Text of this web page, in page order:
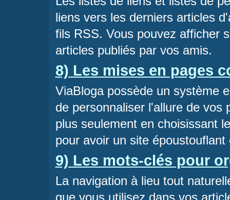
liens vers les derniers articles
fils RSS. Vous pouvez afficher
articles publiés par vos amis.
8) Les mises en pages
ViaBloga possède un système
de personnaliser l'allure de vos
plus seulement en choisissant
pour avoir un site époustouflant
9) Les mots-clés pour
La navigation à lieu tout
que vous utilisez dans vos